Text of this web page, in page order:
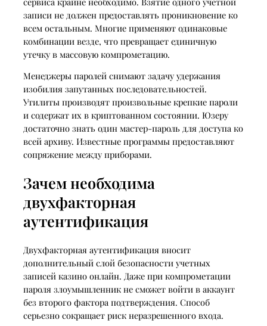
записи не должен предоставлять проникновение ко
всем остальным. Многие применяют одинаковые
комбинации везде, что превращает единичную
утечку в массовую компрометацию.
Менеджеры паролей снимают задачу удержания
изобилия запутанных последовательностей.
Утилиты производят произвольные крепкие пароли
и содержат их в криптованном состоянии. Юзеру
достаточно знать один мастер-пароль для доступа ко
всей архиву. Известные программы предоставляют
сопряжение между приборами.
Зачем необходима
двухфакторная
аутентификация
Двухфакторная аутентификация вносит
дополнительный слой безопасности учетных
записей казино онлайн. Даже при компрометации
пароля злоумышленник не сможет войти в аккаунт
без второго фактора подтверждения. Способ
серьезно сокращает риск неразрешенного входа.